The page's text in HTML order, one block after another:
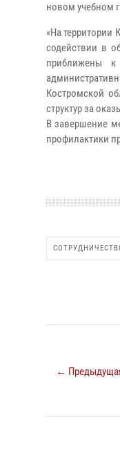
новом учебном
«На
содействии в
приближены к
Костромской
структур за
В завершение
профилактики
←